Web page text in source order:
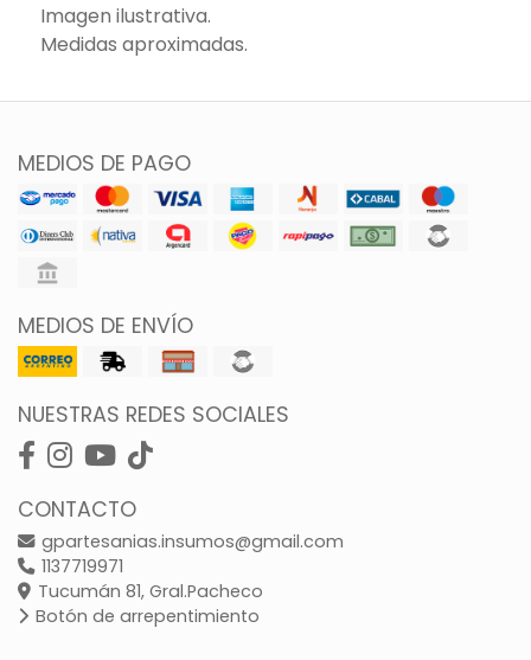
Imagen ilustrativa.
Medidas aproximadas.
MEDIOS DE PAGO
MEDIOS DE ENVÍO
NUESTRAS REDES SOCIALES
CONTACTO
gpartesanias.insumos@gmail.com
1137719971
Tucumán 81, Gral.Pacheco
Botón de arrepentimiento